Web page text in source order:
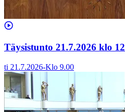
Täysistunto 21.7.2026 klo 12
ti 21.7.2026-Klo 9.00